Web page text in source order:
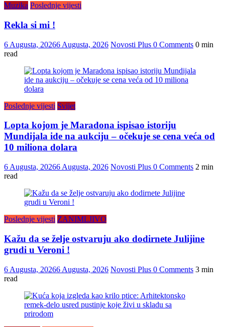
Muzika Poslednje vijesti
Rekla si mi !
6 Augusta, 20266 Augusta, 2026 Novosti Plus 0 Comments 0 min
read
Poslednje vijesti Svijet
Lopta kojom je Maradona ispisao istoriju
Mundijala ide na aukciju – očekuje se cena veća od
10 miliona dolara
6 Augusta, 20266 Augusta, 2026 Novosti Plus 0 Comments 2 min
read
Poslednje vijesti ZANIMLJIVO
Kažu da se želje ostvaruju ako dodirnete Julijine
grudi u Veroni !
6 Augusta, 20266 Augusta, 2026 Novosti Plus 0 Comments 3 min
read